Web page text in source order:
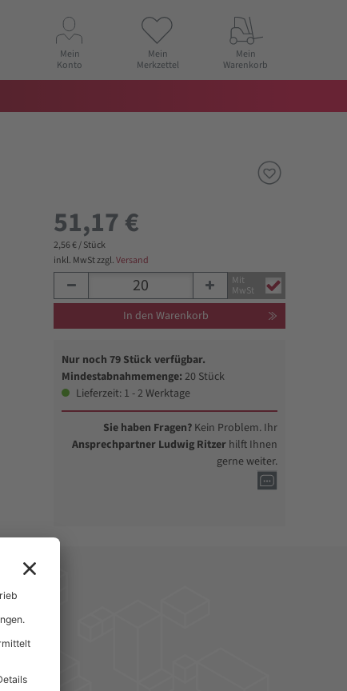
Mein
Konto
Mein
Merkzettel
Mein
Warenkorb
51,17 €
2,56 € / Stück
inkl. MwSt zzgl.Versand
Mit
MwSt
In den Warenkorb
Nur noch 79 Stück verfügbar.
Mindestabnahmemenge: 20 Stück
Lieferzeit: 1 - 2 Werktage
Sie haben Fragen? Kein Problem. Ihr
Ansprechpartner Ludwig Ritzer hilft Ihnen
gerne weiter.